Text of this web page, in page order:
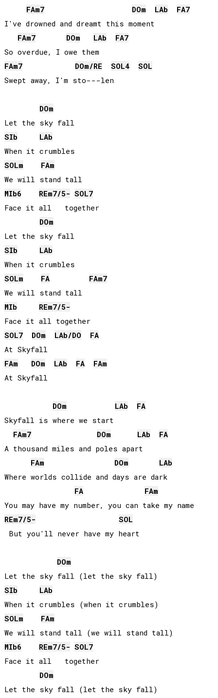
FAm7 DOm LAb FA7
I've drowned and dreamt this moment
FAm7 DOm LAb FA7
FAm7 DOm/RE SOL4
SOL
Swept away, I'm sto---len
DOm
SIb
LAb
SOLm FAm
MIb6 REm7/5- SOL7
Face it all   together
DOm
SIb
LAb
SOLm FA FAm7
MIb
REm7/5-
Face it all together
SOL7 DOm LAb/DO
FA
FAm DOm LAb FA FAm
At Skyfall
DOm LAb
FA
Skyfall is where we start
FAm7 DOm LAb
FA
A thousand miles and poles apart
FAm DOm
LAb
Where worlds collide and days are dark
FA
FAm
REm7/5-
SOL
But you'll never have my heart
DOm
SIb
LAb
SOLm FAm
MIb6 REm7/5- SOL7
Face it all   together
DOm